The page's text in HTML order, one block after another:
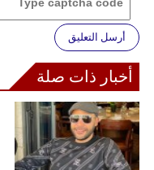
أرسل التعليق
أخبار ذات صلة